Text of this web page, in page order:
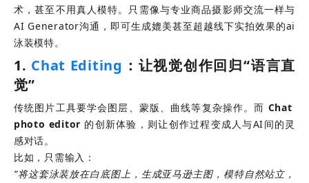
术，甚至不用真人模特。只需像与专业商品摄影师交流一样与
AI Generator沟通，即可生成媲美甚至超越线下实拍效果的ai
泳装模特。
1. Chat Editing ：让视觉创作回归“语言直
觉”
传统图片工具要学会图层、蒙版、曲线等复杂操作。而 Chat
photo editor 的创新体验，则让创作过程变成人与AI间的灵
感对话。
比如，只需输入：
“将这套泳装放在白底图上，生成亚马逊主图，模特自然站立，